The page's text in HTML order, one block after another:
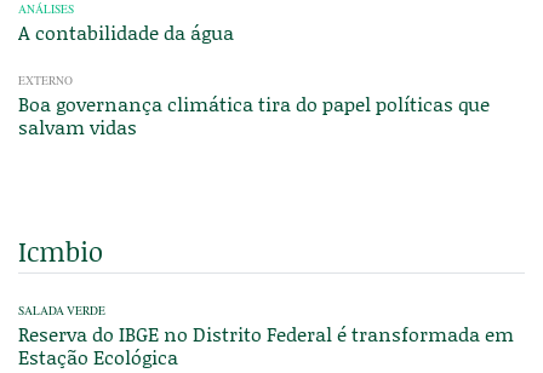
ANÁLISES
A contabilidade da água
EXTERNO
Boa governança climática tira do papel políticas que
salvam vidas
Icmbio
SALADA VERDE
Reserva do IBGE no Distrito Federal é transformada em
Estação Ecológica